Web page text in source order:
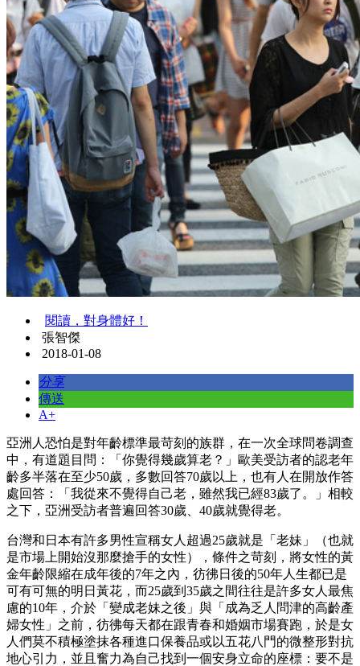
閱讀，對身體好！
張智傑
2018-01-08
分享
傳送
A+
亞洲人恐怕是對年齡標準最苛刻的族群，在一次全球問卷調查
中，有道題目問：「你覺得幾歲算老？」歐美受訪者的認老年
齡多半落在至少50歲，多數回答70歲以上，也有人在開放作答
處回答：「我從來不覺得自己老，雖然我已經83歲了。」相較
之下，亞洲受訪者普遍回答30歲、40歲就覺得老。
台灣和日本有許多男性宣稱女人超過25歲就是「老妹」（也就
是市場上開始沒那麼搶手的女性），條件之苛刻，將女性的黃
金年齡限縮在成年後的7年之內，彷彿日後的50年人生都已是
可有可無的明日黃花，而25歲到35歲之間往往是許多女人最焦
慮的10年，介於「變成老妹之後」與「成為乏人問津的高齡產
婦女性」之前，彷彿每天都在跟青春和婚姻市場賽跑，於是女
人們莫不積極塗抹各種進口保養品或以五花八門的微整形對抗
地心引力，並且奮力為自己找到一個安身立命的座標：要不是